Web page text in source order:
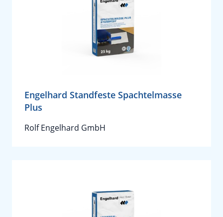
Engelhard Standfeste Spachtelmasse
Plus
Rolf Engelhard GmbH